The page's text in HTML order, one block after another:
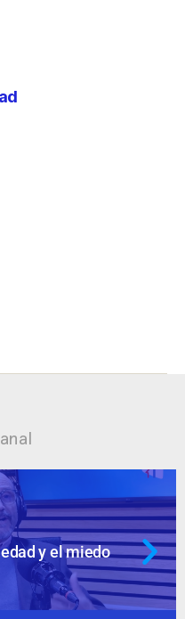
supuestos